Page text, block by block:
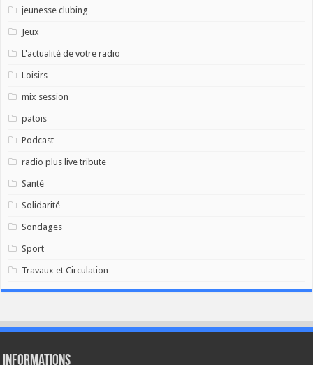
jeunesse clubing
Jeux
L'actualité de votre radio
Loisirs
mix session
patois
Podcast
radio plus live tribute
Santé
Solidarité
Sondages
Sport
Travaux et Circulation
Informations